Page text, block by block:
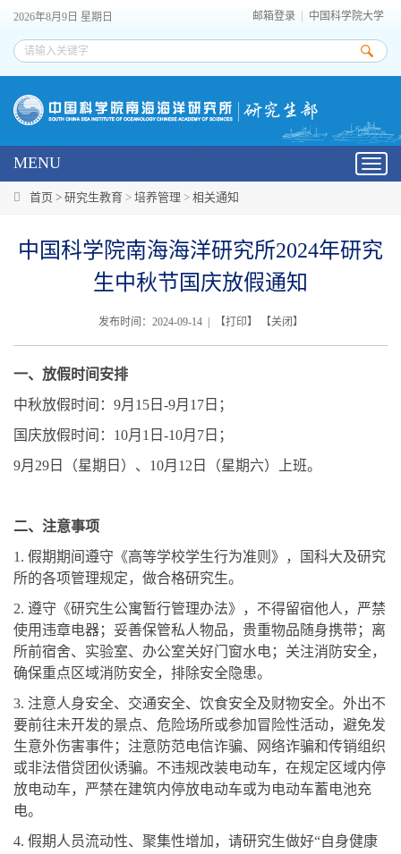
2026年8月9日 星期日 邮箱登录 中国科学院大学
MENU
首页 > 研究生教育 > 培养管理 > 相关通知
中国科学院南海海洋研究所2024年研究
生中秋节国庆放假通知
发布时间：2024-09-14 | 【打印】 【关闭 】
一、放假时间安排
中秋放假时间：9月15日-9月17日；
国庆放假时间：10月1日-10月7日；
9月29日（星期日）、10月12日（星期六）上班。
二、注意事项
1. 假期期间遵守《高等学校学生行为准则》，国科大及研究
所的各项管理规定，做合格研究生。
2. 遵守《研究生公寓暂行管理办法》，不得留宿他人，严禁
使用违章电器；妥善保管私人物品，贵重物品随身携带；离
所前宿舍、实验室、办公室关好门窗水电；关注消防安全，
确保重点区域消防安全，排除安全隐患。
3. 注意人身安全、交通安全、饮食安全及财物安全。外出不
要前往未开发的景点、危险场所或参加冒险性活动，避免发
生意外伤害事件；注意防范电信诈骗、网络诈骗和传销组织
或非法借贷团伙诱骗。不违规改装电动车，在规定区域内停
放电动车，严禁在建筑内停放电动车或为电动车蓄电池充
电。
4. 假期人员流动性、聚集性增加，请研究生做好“自身健康